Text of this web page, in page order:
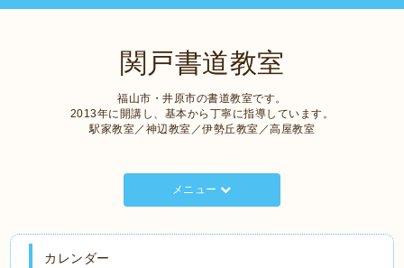
関戸書道教室
福山市・井原市の書道教室です。
2013年に開講し、基本から丁寧に指導しています。
駅家教室／神辺教室／伊勢丘教室／高屋教室
メニュー
カレンダー